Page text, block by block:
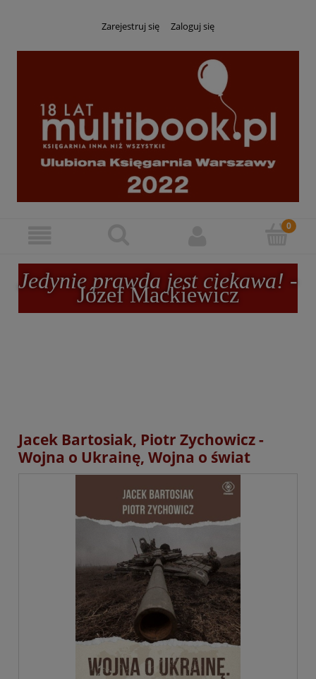
Zarejestruj się Zaloguj się
Jedynie prawda jest ciekawa! -
Józef Mackiewicz
Jacek Bartosiak, Piotr Zychowicz -
Wojna o Ukrainę, Wojna o świat